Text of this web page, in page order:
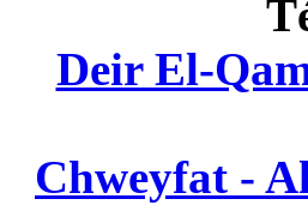
T
Deir El-
Chweyfat -